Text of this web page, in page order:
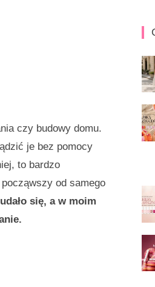
czy budowy domu.
je bez pomocy
to bardzo
od samego
się, a w moim